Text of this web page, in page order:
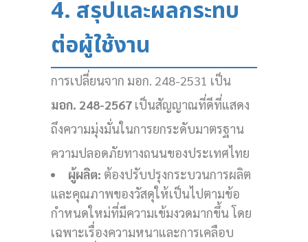
4. สรุปและผลกระทบ
ต่อผู้ใช้งาน
การเปลี่ยนจาก มอก. 248-2531 เป็น
มอก. 248-2567 เป็นสัญญาณที่ดีที่แสดง
ถึงความมุ่งมั่นในการยกระดับมาตรฐาน
ความปลอดภัยทางถนนของประเทศไทย
ผู้ผลิต: ต้องปรับปรุงกระบวนการผลิต
และคุณภาพของวัสดุให้เป็นไปตามข้อ
กำหนดใหม่ที่มีความเข้มงวดมากขึ้น โดย
เฉพาะเรื่องความหนาและการเคลือบ